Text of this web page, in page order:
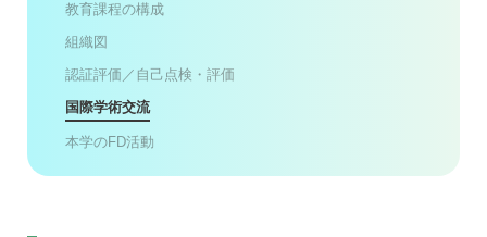
教育課程の構成
組織図
認証評価／自己点検・評価
国際学術交流
本学のFD活動